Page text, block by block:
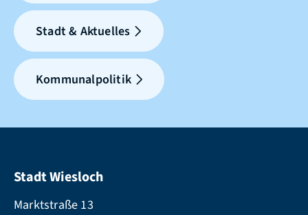
Stadt & Aktuelles
Kommunalpolitik
Stadt Wiesloch
Marktstraße 13